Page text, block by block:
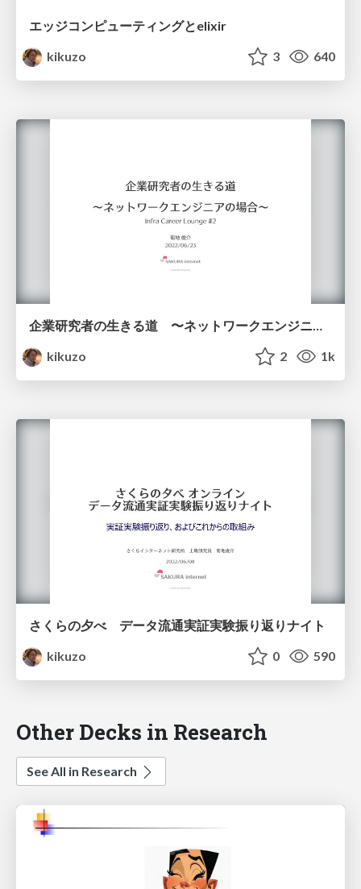
エッジコンピューティングとelixir
kikuzo
3 640
企業研究者の生きる道 〜ネットワークエンジニアの場合〜
kikuzo
2 1k
さくらの夕べ データ流通実証実験振り返りナイト
kikuzo
0 590
Other Decks in Research
See All in Research